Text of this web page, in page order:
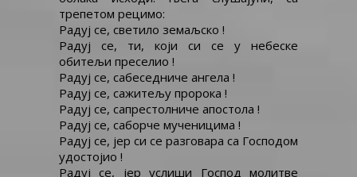
трепетом рецимо:
Радуј се, светило земаљско !
Радуј се, ти, који си се у небеске
обитељи преселио !
Радуј се, сабеседниче ангела !
Радуј се, сажитељу пророка !
Радуј се, сапрестолниче апостола !
Радуј се, саборче мученицима !
Радуј се, јер си се разговара са Господом
удостојио !
Радуј се, јер услиши Господ молитве